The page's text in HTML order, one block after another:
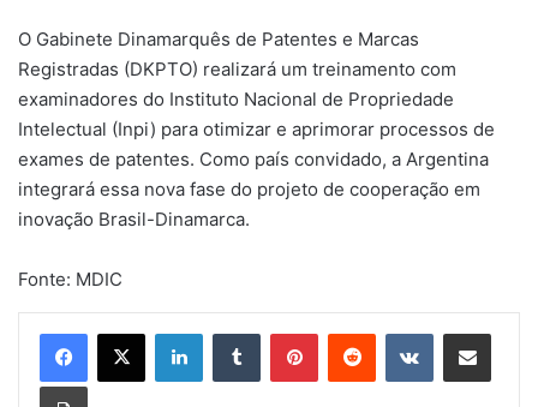
O Gabinete Dinamarquês de Patentes e Marcas
Registradas (DKPTO) realizará um treinamento com
examinadores do Instituto Nacional de Propriedade
Intelectual (Inpi) para otimizar e aprimorar processos de
exames de patentes. Como país convidado, a Argentina
integrará essa nova fase do projeto de cooperação em
inovação Brasil-Dinamarca.
Fonte: MDIC
LinkedinTumblr PinterestReddit VK Compartilhar via e-mail
Imprimir